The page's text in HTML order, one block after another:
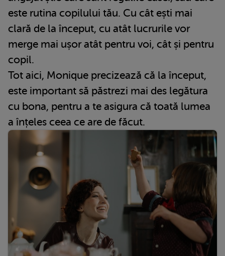
este rutina copilului tău. Cu cât ești mai
clară de la început, cu atât lucrurile vor
merge mai ușor atât pentru voi, cât și pentru
copil.
Tot aici, Monique precizează că la început,
este important să păstrezi mai des legătura
cu bona, pentru a te asigura că toată lumea
a înțeles ceea ce are de făcut.